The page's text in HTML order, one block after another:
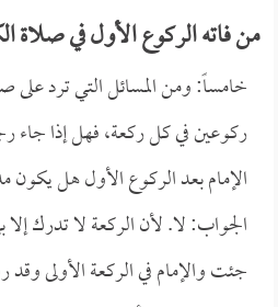
من فاته الركوع الأول في
خامساً: ومن المسائل التي ترد على
ركوعين في كل ركعة، فهل إذا
الإمام بعد الركوع الأول هل يكون
الجواب: لا. لأن الركعة لا تدرك
جئت والإمام في الركعة الأولى